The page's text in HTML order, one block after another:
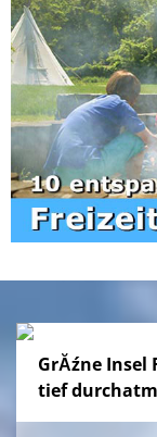
GrĂźne Insel
tief